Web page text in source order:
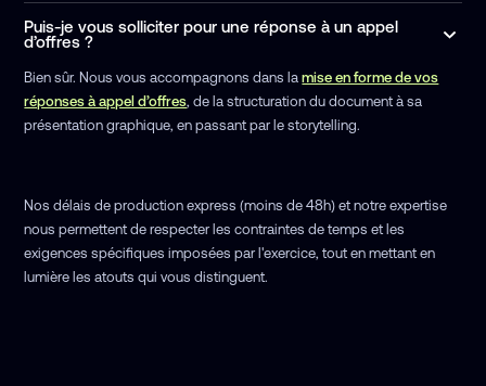
Puis-je vous solliciter pour une réponse à un appel
d’offres ?
Bien sûr. Nous vous accompagnons dans lamise en forme de vos
réponses à appel d’offres, de la structuration du document à sa
présentation graphique, en passant par le storytelling.
Nos délais de production express (moins de 48h) et notre expertise
nous permettent de respecter les contraintes de temps et les
exigences spécifiques imposées par l'exercice, tout en mettant en
lumière les atouts qui vous distinguent.